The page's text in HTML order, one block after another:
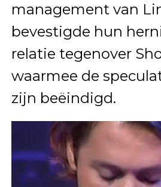
management van
bevestigde hun
relatie tegenover
waarmee de
zijn beëindigd.